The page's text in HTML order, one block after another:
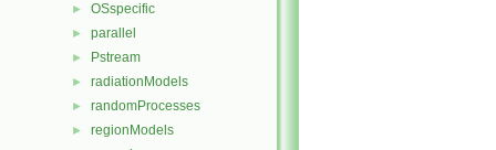
► OSspecific
► parallel
► Pstream
► radiationModels
► randomProcesses
► regionModels